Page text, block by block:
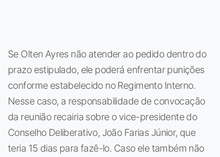
Se Olten Ayres não atender ao pedido dentro do
prazo estipulado, ele poderá enfrentar punições
conforme estabelecido no Regimento Interno.
Nesse caso, a responsabilidade de convocação
da reunião recairia sobre o vice-presidente do
Conselho Deliberativo, João Farias Júnior, que
teria 15 dias para fazê-lo. Caso ele também não